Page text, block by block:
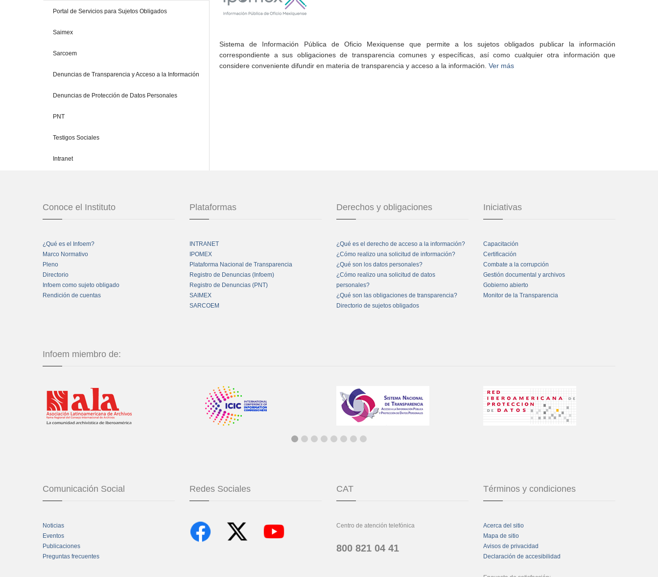
Portal de Servicios para Sujetos Obligados
Saimex
Sarcoem
Denuncias de Transparencia y Acceso a la Información
Denuncias de Protección de Datos Personales
PNT
Testigos Sociales
Intranet
Sistema de Información Pública de Oficio Mexiquense que permite a los sujetos obligados publicar la información
correspondiente a sus obligaciones de transparencia comunes y específicas, así como cualquier otra información que
considere conveniente difundir en materia de transparencia y acceso a la información. Ver más
Conoce el Instituto
¿Qué es el Infoem?
Marco Normativo
Pleno
Directorio
Infoem como sujeto obligado
Rendición de cuentas
Plataformas
INTRANET
IPOMEX
Plataforma Nacional de Transparencia
Registro de Denuncias (Infoem)
Registro de Denuncias (PNT)
SAIMEX
SARCOEM
Derechos y obligaciones
¿Qué es el derecho de acceso a la información?
¿Cómo realizo una solicitud de información?
¿Qué son los datos personales?
¿Cómo realizo una solicitud de datos
personales?
¿Qué son las obligaciones de transparencia?
Directorio de sujetos obligados
Iniciativas
Capacitación
Certificación
Combate a la corrupción
Gestión documental y archivos
Gobierno abierto
Monitor de la Transparencia
Infoem miembro de:
Comunicación Social
Noticias
Eventos
Publicaciones
Preguntas frecuentes
Redes Sociales CAT
Centro de atención telefónica
800 821 04 41
Términos y condiciones
Acerca del sitio
Mapa de sitio
Avisos de privacidad
Declaración de accesibilidad